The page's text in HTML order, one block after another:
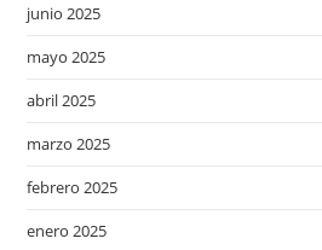
junio 2025
mayo 2025
abril 2025
marzo 2025
febrero 2025
enero 2025